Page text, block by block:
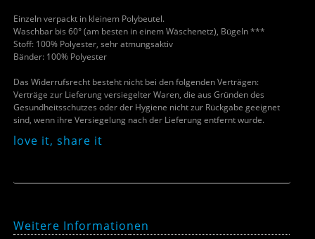
Einzeln verpackt in kleinem Polybeutel.
Waschbar bis 60° (am besten in einem Wäschenetz), Bügeln ***
Stoff: 100% Polyester, sehr atmungsaktiv
Bänder: 100% Polyester
Das Widerrufsrecht besteht nicht bei den folgenden Verträgen:
Verträge zur Lieferung versiegelter Waren, die aus Gründen des
Gesundheitsschutzes oder der Hygiene nicht zur Rückgabe geeignet
sind, wenn ihre Versiegelung nach der Lieferung entfernt wurde.
love it, share it
Weitere Informationen